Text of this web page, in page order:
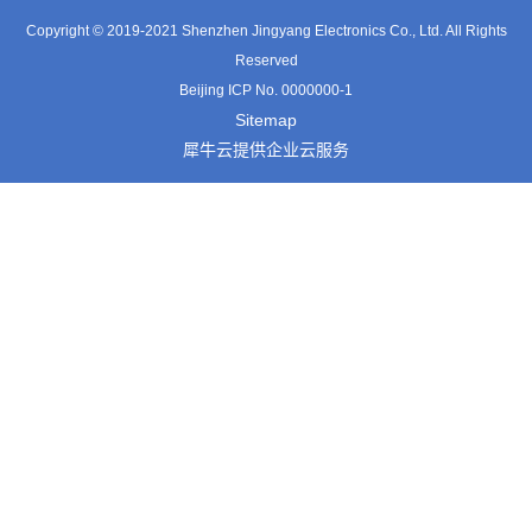
Copyright © 2019-2021 Shenzhen Jingyang Electronics Co., Ltd. All Rights
Reserved
Beijing ICP No. 0000000-1
Sitemap
犀牛云提供企业云服务